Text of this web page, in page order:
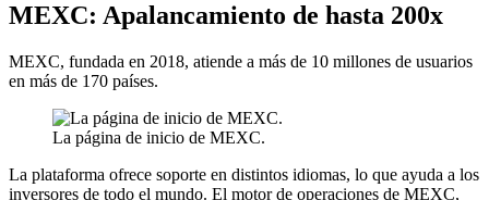
MEXC: Apalancamiento de hasta 200x
MEXC, fundada en 2018, atiende a más de 10 millones de usuarios
en más de 170 países.
La página de inicio de MEXC.
La plataforma ofrece soporte en distintos idiomas, lo que ayuda a los
inversores de todo el mundo. El motor de operaciones de MEXC,